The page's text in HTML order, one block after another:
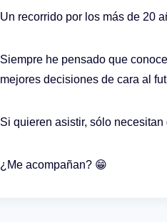
Un recorrido por los más de 20
Siempre he pensado que
mejores decisiones de cara al
Si quieren asistir, sólo necesitan
¿Me acompañan? 😁